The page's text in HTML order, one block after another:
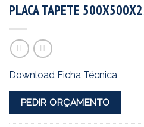
PLACA TAPETE
Download Ficha Técnica
PEDIR ORÇAMENTO